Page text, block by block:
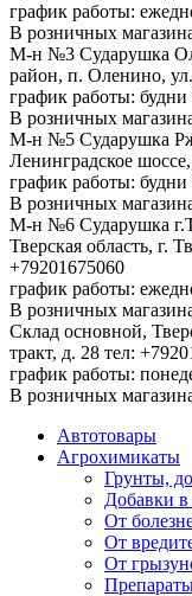
график работы:
В розничных
М-н №3 Сударушка
район, п. Оленино,
график работы:
В розничных
М-н №5 Сударушка
Ленинградское
график работы:
В розничных
М-н №6 Сударушка
Тверская область, г.
+79201675060
график работы:
В розничных
Склад основной,
тракт, д. 28 тел:
график работы:
В розничных
Автотовары
Агрохимикаты
Грунты,
Добавки в
От
От
От